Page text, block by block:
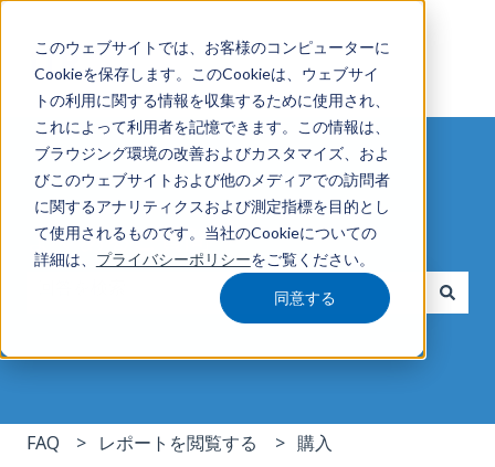
このウェブサイトでは、お客様のコンピューターに
Cookieを保存します。このCookieは、ウェブサイ
トの利用に関する情報を収集するために使用され、
これによって利用者を記憶できます。この情報は、
ブラウジング環境の改善およびカスタマイズ、およ
びこのウェブサイトおよび他のメディアでの訪問者
に関するアナリティクスおよび測定指標を目的とし
て使用されるものです。当社のCookieについての
詳細は、 プライバシーポリシーをご覧ください。
同意する
よくあるご質問
検索フィールドが空なので、候補はありません。
FAQ レポートを閲覧する 購入